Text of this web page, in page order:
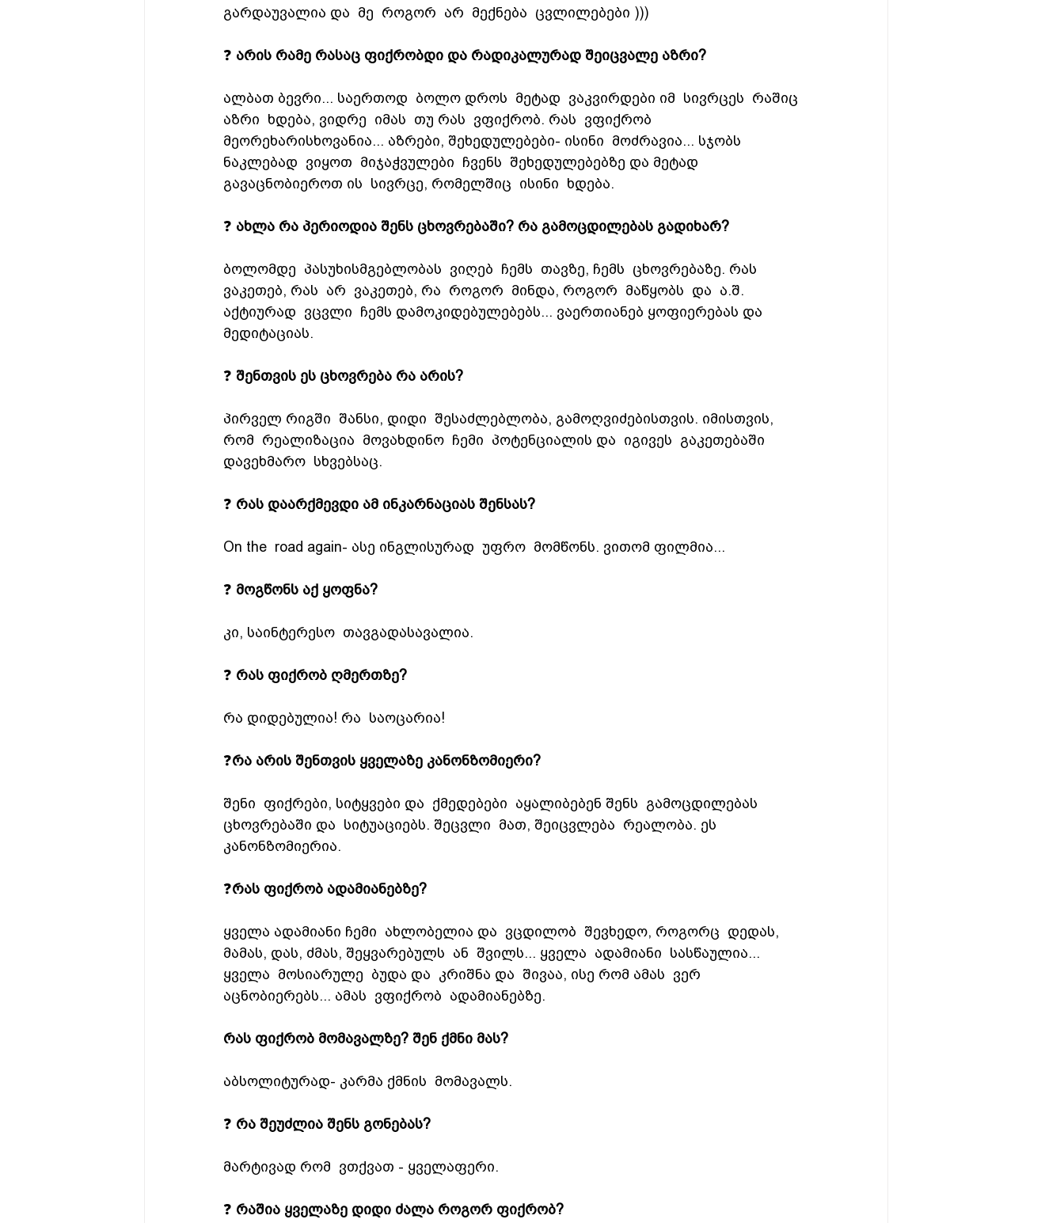
გარდაუვალია და  მე  როგორ  არ  მექნება  ცვლილებები )))
❓ არის რამე რასაც ფიქრობდი და რადიკალურად შეიცვალე აზრი?
ალბათ ბევრი... საერთოდ  ბოლო დროს  მეტად  ვაკვირდები იმ  სივრცეს  რაშიც
აზრი  ხდება, ვიდრე  იმას  თუ რას  ვფიქრობ. რას  ვფიქრობ
მეორეხარისხოვანია... აზრები, შეხედულებები- ისინი  მოძრავია... სჯობს
ნაკლებად  ვიყოთ  მიჯაჭვულები  ჩვენს  შეხედულებებზე და მეტად
გავაცნობიეროთ ის  სივრცე, რომელშიც  ისინი  ხდება.
❓ ახლა რა პერიოდია შენს ცხოვრებაში? რა გამოცდილებას გადიხარ?
ბოლომდე  პასუხისმგებლობას  ვიღებ  ჩემს  თავზე, ჩემს  ცხოვრებაზე. რას
ვაკეთებ, რას  არ  ვაკეთებ, რა  როგორ  მინდა, როგორ  მაწყობს  და  ა.შ.
აქტიურად  ვცვლი  ჩემს დამოკიდებულებებს... ვაერთიანებ ყოფიერებას და
მედიტაციას.
❓ შენთვის ეს ცხოვრება რა არის?
პირველ რიგში  შანსი, დიდი  შესაძლებლობა, გამოღვიძებისთვის. იმისთვის,
რომ  რეალიზაცია  მოვახდინო  ჩემი  პოტენციალის და  იგივეს  გაკეთებაში
დავეხმარო  სხვებსაც.
❓ რას დაარქმევდი ამ ინკარნაციას შენსას?
On the  road again- ასე ინგლისურად  უფრო  მომწონს. ვითომ ფილმია...
❓ მოგწონს აქ ყოფნა?
კი, საინტერესო  თავგადასავალია.
❓ რას ფიქრობ ღმერთზე?
რა დიდებულია! რა  საოცარია!
❓რა არის შენთვის ყველაზე კანონზომიერი?
შენი  ფიქრები, სიტყვები და  ქმედებები  აყალიბებენ შენს  გამოცდილებას
ცხოვრებაში და  სიტუაციებს. შეცვლი  მათ, შეიცვლება  რეალობა. ეს
კანონზომიერია.
❓რას ფიქრობ ადამიანებზე?
ყველა ადამიანი ჩემი  ახლობელია და  ვცდილობ  შევხედო, როგორც  დედას,
მამას, დას, ძმას, შეყვარებულს  ან  შვილს... ყველა  ადამიანი  სასწაულია...
ყველა  მოსიარულე  ბუდა და  კრიშნა და  შივაა, ისე რომ ამას  ვერ
აცნობიერებს... ამას  ვფიქრობ  ადამიანებზე.
რას ფიქრობ მომავალზე? შენ ქმნი მას?
აბსოლიტურად- კარმა ქმნის  მომავალს.
❓ რა შეუძლია შენს გონებას?
მარტივად რომ  ვთქვათ - ყველაფერი.
❓ რაშია ყველაზე დიდი ძალა როგორ ფიქრობ?